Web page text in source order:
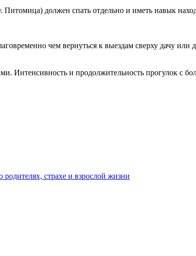
должен спать отдельно и иметь навык
чем вернуться к выездам сверху дачу
Интенсивность и продолжительность прогулок с
страхе и взрослой жизни